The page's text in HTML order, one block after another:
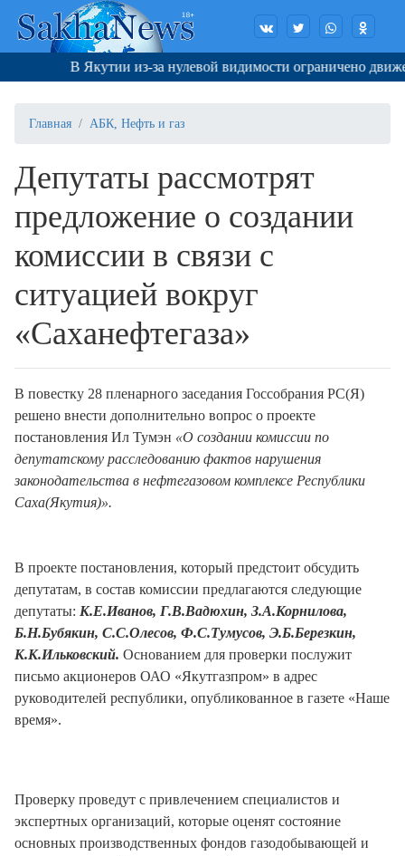
В Якутии из-за нулевой видимости ограничено
Главная АБК, Нефть и газ
Депутаты рассмотрят
предложение о создании
комиссии в связи с
ситуацией вокруг
«Саханефтегаза»
В повестку 28 пленарного заседания Госсобрания РС(Я)
решено внести дополнительно вопрос о проекте
постановления Ил Тумэн «О создании комиссии по
депутатскому расследованию фактов нарушения
законодательства в нефтегазовом комплексе Республики
Саха(Якутия)».
В проекте постановления, который предстоит обсудить
депутатам, в состав комиссии предлагаются следующие
депутаты: К.Е.Иванов, Г.В.Вадюхин, З.А.Корнилова,
Б.Н.Бубякин, С.С.Олесов, Ф.С.Тумусов, Э.Б.Березкин,
К.К.Ильковский. Основанием для проверки послужит
письмо акционеров ОАО «Якутгазпром» в адрес
руководителей республики, опубликованное в газете «Наше
время».
Проверку проведут с привлечением специалистов и
экспертных организаций, которые оценят состояние
основных производственных фондов газодобывающей и